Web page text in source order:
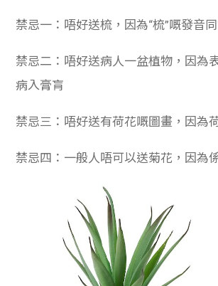
禁忌一：唔好送梳，因為“梳”嘅發音同
禁忌二：唔好送病人一盆植物，因為
病入膏肓
禁忌三：唔好送有荷花嘅圖畫，因為
禁忌四：一般人唔可以送菊花，因為